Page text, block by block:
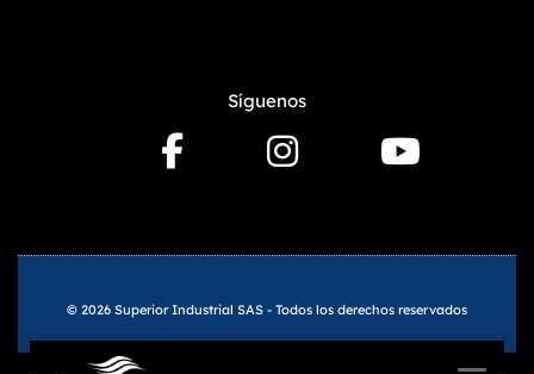
Síguenos
© 2026 Superior Industrial SAS - Todos los derechos reservados